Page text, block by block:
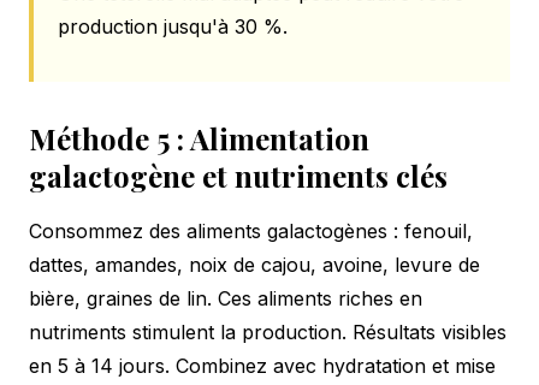
production jusqu'à 30 %.
Méthode 5 : Alimentation
galactogène et nutriments clés
Consommez des aliments galactogènes : fenouil,
dattes, amandes, noix de cajou, avoine, levure de
bière, graines de lin. Ces aliments riches en
nutriments stimulent la production. Résultats visibles
en 5 à 14 jours. Combinez avec hydratation et mise